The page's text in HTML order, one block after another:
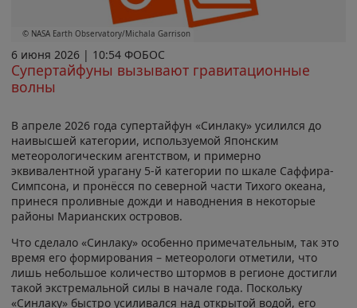
© NASA Earth Observatory/Michala Garrison
6 июня 2026 | 10:54 ФОБОС
Супертайфуны вызывают гравитационные
волны
В апреле 2026 года супертайфун «Синлаку» усилился до
наивысшей категории, используемой Японским
метеорологическим агентством, и примерно
эквивалентной урагану 5-й категории по шкале Саффира-
Симпсона, и пронёсся по северной части Тихого океана,
принеся проливные дожди и наводнения в некоторые
районы Марианских островов.
Что сделало «Синлаку» особенно примечательным, так это
время его формирования – метеорологи отметили, что
лишь небольшое количество штормов в регионе достигли
такой экстремальной силы в начале года. Поскольку
«Синлаку» быстро усиливался над открытой водой, его